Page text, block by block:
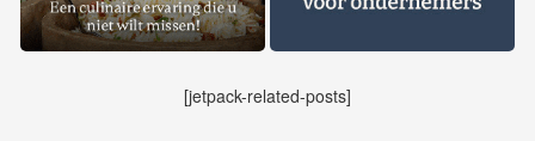
[jetpack-related-posts]